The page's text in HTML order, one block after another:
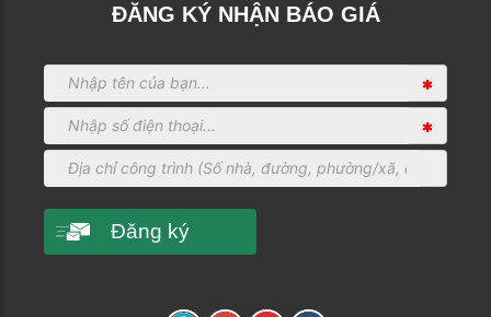
ĐĂNG KÝ NHẬN BÁO GIÁ
Đăng ký